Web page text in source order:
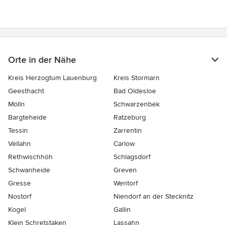
Orte in der Nähe
Kreis Herzogtum Lauenburg
Kreis Stormarn
Geesthacht
Bad Oldesloe
Mölln
Schwarzenbek
Bargteheide
Ratzeburg
Tessin
Zarrentin
Vellahn
Carlow
Rethwischhöh
Schlagsdorf
Schwanheide
Greven
Gresse
Wentorf
Nostorf
Niendorf an der Stecknitz
Kogel
Gallin
Klein Schretstaken
Lassahn